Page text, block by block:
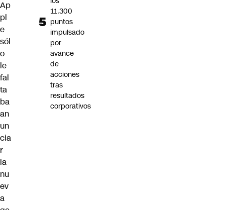
Ap
pl
e
sól
o
le
fal
ta
ba
an
un
cia
r
la
nu
ev
a
11.300
puntos
impulsado
por
avance
de
acciones
tras
resultados
corporativos